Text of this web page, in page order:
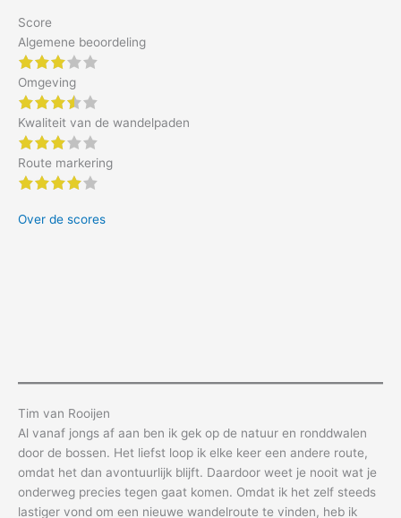
Score
Algemene beoordeling
Omgeving
Kwaliteit van de wandelpaden
Route markering
Over de scores
Tim van Rooijen
Al vanaf jongs af aan ben ik gek op de natuur en ronddwalen
door de bossen. Het liefst loop ik elke keer een andere route,
omdat het dan avontuurlijk blijft. Daardoor weet je nooit wat je
onderweg precies tegen gaat komen. Omdat ik het zelf steeds
lastiger vond om een nieuwe wandelroute te vinden, heb ik